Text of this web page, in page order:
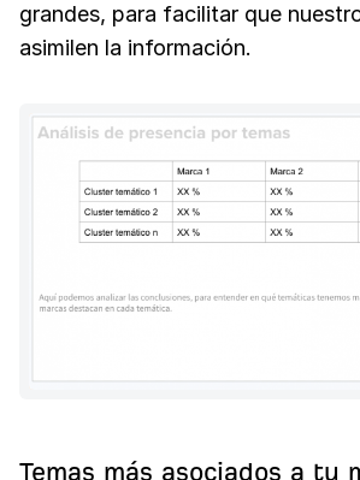
grandes, para facilitar que
asimilen la información.
Temas más asociados a tu